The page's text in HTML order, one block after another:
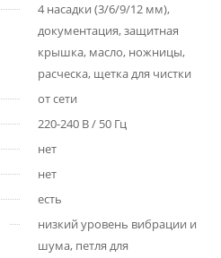
4 насадки (3/6/9/12 мм),
документация, защитная
крышка, масло, ножницы,
расческа, щетка для чистки
от сети
220-240 В / 50 Гц
нет
нет
есть
низкий уровень вибрации и
шума, петля для